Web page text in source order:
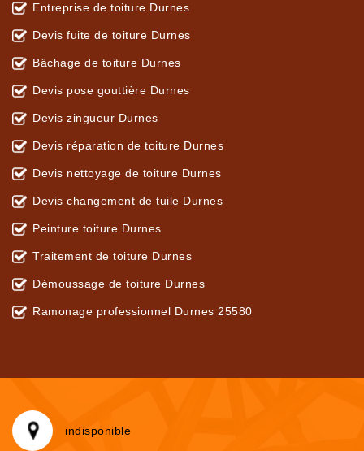
Entreprise de toiture Durnes
Devis fuite de toiture Durnes
Bâchage de toiture Durnes
Devis pose gouttière Durnes
Devis zingueur Durnes
Devis réparation de toiture Durnes
Devis nettoyage de toiture Durnes
Devis changement de tuile Durnes
Peinture toiture Durnes
Traitement de toiture Durnes
Démoussage de toiture Durnes
Ramonage professionnel Durnes 25580
indisponible